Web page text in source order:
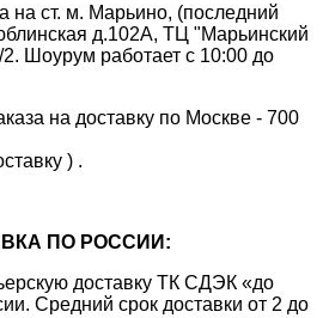
ст. м. Марьино, (последний
д.102А, ТЦ "Марьинский
Шоурум работает с 10:00 до
на доставку по Москве - 700
) .
ПО РОССИИ:
доставку ТК СДЭК «до
Средний срок доставки от 2 до